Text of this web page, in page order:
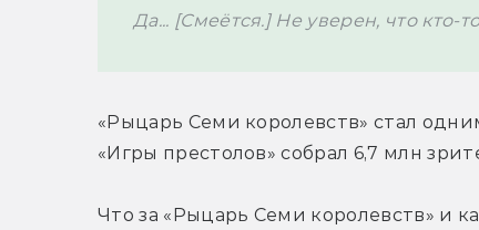
Да... [Смеётся.] Не уверен, что кто-
«Рыцарь Семи королевств» стал
«Игры престолов» собрал 6,7 млн
Что за «Рыцарь Семи королевств» и